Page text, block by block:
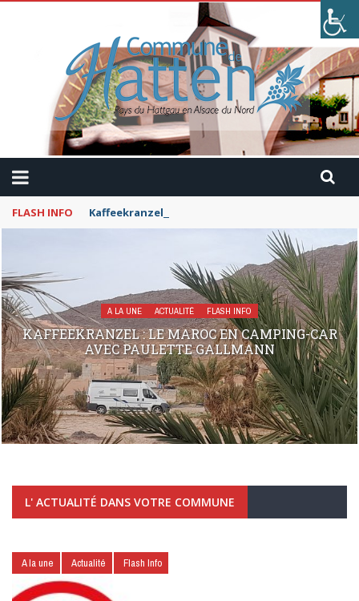
FLASH INFO Kaffeekranzel : Le Maroc en camping-car avec
A LA UNE ACTUALITÉ FLASH INFO
KAFFEEKRANZEL : LE MAROC EN CAMPING-CAR
AVEC PAULETTE GALLMANN
L' ACTUALITÉ DANS VOTRE COMMUNE
A la une Actualité Flash Info